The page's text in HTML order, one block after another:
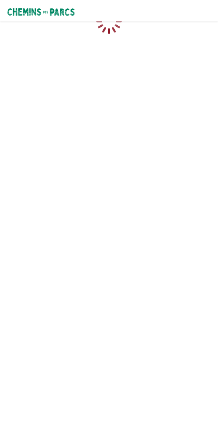
Chemins des Parcs
Chargement